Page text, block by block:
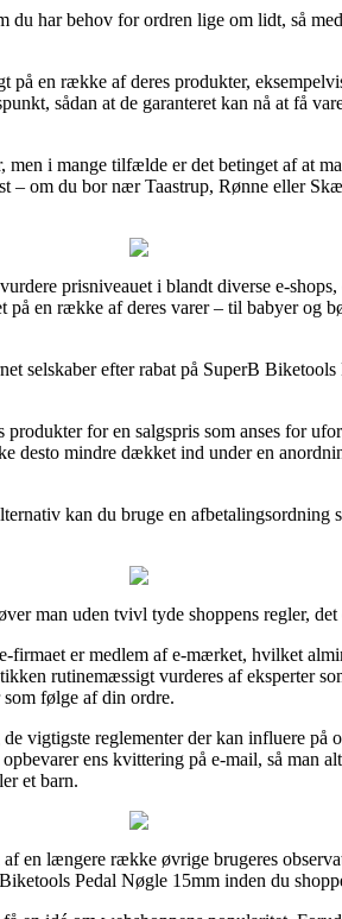
har behov for ordren lige om lidt, så
på en række af deres produkter,
sådan at de garanteret kan nå at få
i mange tilfælde er det betinget af at
– om du bor nær Taastrup, Rønne eller
prisniveauet i blandt diverse e-
en række af deres varer – til babyer og
selskaber efter rabat på SuperB
for en salgspris som anses for
desto mindre dækket ind under en
kan du bruge en
man uden tvivl tyde shoppens regler, det
er medlem af e-mærket, hvilket
rutinemæssigt vurderes af eksperter
følge af din ordre.
vigtigste reglementer der kan influere på
ens kvittering på e-mail, så man
et barn.
en længere række øvrige brugeres
Pedal Nøgle 15mm inden du